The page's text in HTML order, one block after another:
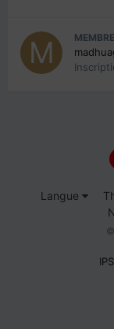
Langue